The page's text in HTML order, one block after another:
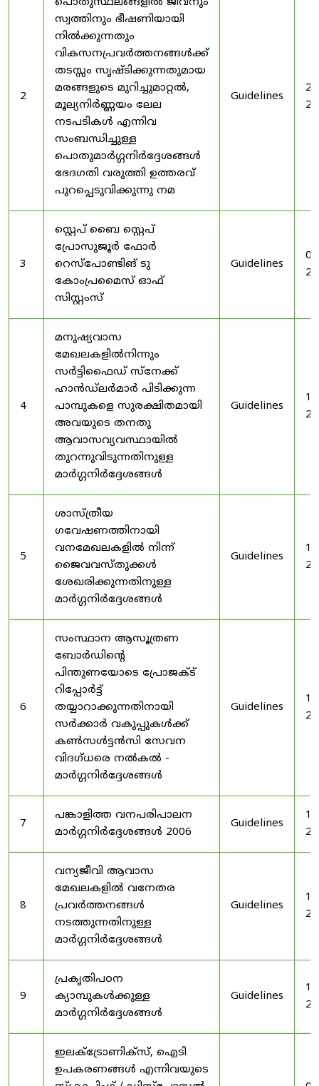
2
സ്വത്തിനും ഭീഷണിയായി
നിൽക്കുന്നതും
വികസനപ്രവർത്തനങ്ങൾക്ക്
തടസ്സം സൃഷ്ടിക്കുന്നതുമായ
മരങ്ങളുടെ മുറിച്ചുമാറ്റൽ,
മൂല്യനിർണ്ണയം ലേല
നടപടികൾ എന്നിവ
സംബന്ധിച്ചുള്ള
പൊതുമാർഗ്ഗനിർദ്ദേശങ്ങൾ
ഭേദഗതി വരുത്തി ഉത്തരവ്
പുറപ്പെടുവിക്കുന്നു നമ
Guidelines
3
സ്റ്റെപ് ബൈ സ്റ്റെപ്
പ്രോസുജൂർ ഫോർ
റെസ്‌പോണ്ടിങ് ടു
കോംപ്രമൈസ് ഓഫ്
സിസ്റ്റംസ്
Guidelines
4
മനുഷ്യവാസ
മേഖലകളിൽനിന്നും
സർട്ടിഫൈഡ് സ്നേക്ക്
ഹാൻഡ്‌ലർമാർ പിടിക്കുന്ന
പാമ്പുകളെ സുരക്ഷിതമായി
അവയുടെ തനതു
ആവാസവ്യവസ്ഥായിൽ
തുറന്നുവിടുന്നതിനുള്ള
മാർഗ്ഗനിർദ്ദേശങ്ങൾ
Guidelines
5
ശാസ്ത്രീയ
ഗവേഷണത്തിനായി
വനമേഖലകളിൽ നിന്ന്
ജൈവവസ്തുക്കൾ
ശേഖരിക്കുന്നതിനുള്ള
മാർഗ്ഗനിർദ്ദേശങ്ങൾ
Guidelines
6
സംസ്ഥാന ആസൂത്രണ
ബോർഡിൻ്റെ
പിന്തുണയോടെ പ്രോജക്ട്
റിപ്പോർട്ട്
തയ്യാറാക്കുന്നതിനായി
സർക്കാർ വകുപ്പുകൾക്ക്
കൺസൾട്ടൻസി സേവന
വിദഗ്ധരെ നൽകൽ -
മാർഗ്ഗനിർദ്ദേശങ്ങൾ
Guidelines
7
പങ്കാളിത്ത വനപരിപാലന
മാർഗ്ഗനിർദ്ദേശങ്ങൾ 2006
Guidelines
8
വന്യജീവി ആവാസ
മേഖലകളിൽ വനേതര
പ്രവർത്തനങ്ങൾ
നടത്തുന്നതിനുള്ള
മാർഗ്ഗനിർദ്ദേശങ്ങൾ
Guidelines
9
പ്രകൃതിപഠന
ക്യാമ്പുകൾക്കുള്ള
മാർഗ്ഗനിർദ്ദേശങ്ങൾ
Guidelines
ഇലക്‌ട്രോണിക്‌സ്, ഐടി
ഉപകരണങ്ങൾ എന്നിവയുടെ